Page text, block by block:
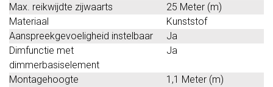
Max. reikwijdte zijwaarts
25 Meter (m)
Materiaal
Kunststof
Aanspreekgevoeligheid instelbaar
Ja
Dimfunctie met
dimmerbasiselement
Ja
Montagehoogte
1,1 Meter (m)